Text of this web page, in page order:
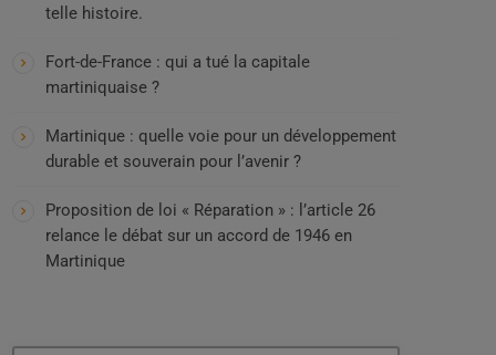
telle histoire.
Fort-de-France : qui a tué la capitale
martiniquaise ?
Martinique : quelle voie pour un développement
durable et souverain pour l’avenir ?
Proposition de loi « Réparation » : l’article 26
relance le débat sur un accord de 1946 en
Martinique